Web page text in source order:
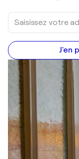
J'en